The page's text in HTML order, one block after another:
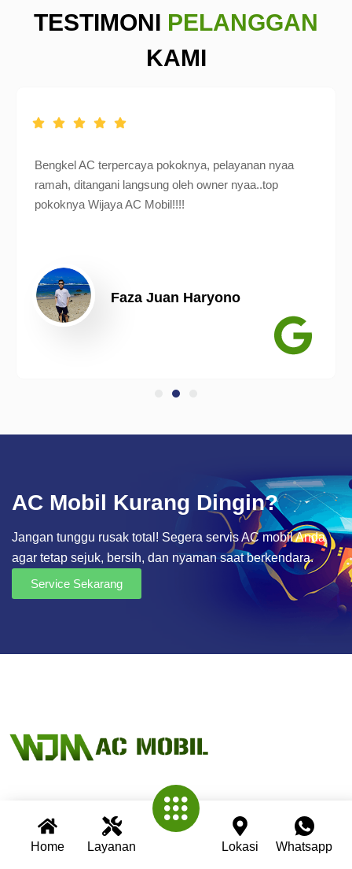
Home Layanan Lokasi Whatsapp
TESTIMONI PELANGGAN
KAMI
Bengkel AC terpercaya pokoknya, pelayanan nyaa
ramah, ditangani langsung oleh owner nyaa..top
pokoknya Wijaya AC Mobil!!!!
Faza Juan Haryono
AC Mobil Kurang Dingin?
Jangan tunggu rusak total! Segera servis AC mobil Anda
agar tetap sejuk, bersih, dan nyaman saat berkendara.
Service Sekarang
Wijaya AC Mobil adalah bengkel spesialis AC mobil yang
telah berpengalaman lebih dari 30 tahun. Kami berkomitmen
memberikan layanan terbaik dengan teknisi profesional,